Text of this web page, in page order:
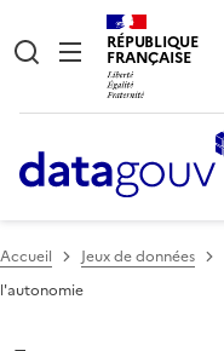
RÉPUBLIQUE
FRANÇAISE
Accueil Jeux de données
l'autonomie